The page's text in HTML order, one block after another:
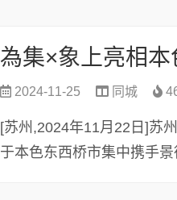
2024-11-25 同城
[苏州,2024年11月22日]苏
于本色东西桥市集中携手